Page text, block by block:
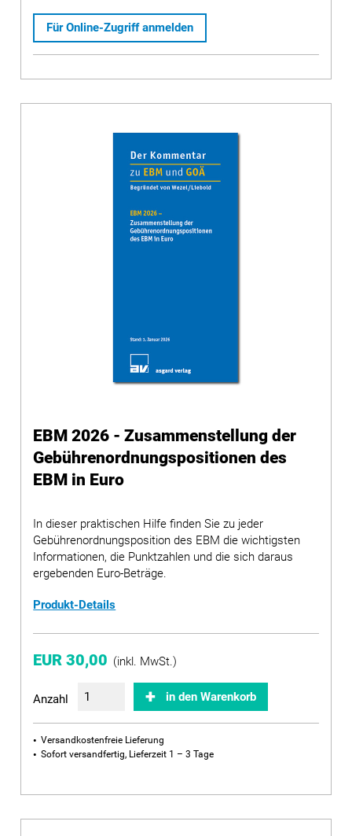
Für Online-Zugriff anmelden
EBM 2026 - Zusammenstellung der
Gebührenordnungspositionen des
EBM in Euro
In dieser praktischen Hilfe finden Sie zu jeder
Gebührenordnungsposition des EBM die wichtigsten
Informationen, die Punktzahlen und die sich daraus
ergebenden Euro-Beträge.
Produkt-Details
EUR 30,00 (inkl. MwSt.)
Anzahl in den Warenkorb
Versandkostenfreie Lieferung
Sofort versandfertig, Lieferzeit 1 – 3 Tage